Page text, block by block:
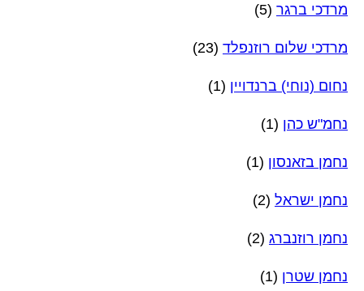
מרדכי ברגר (5)
מרדכי שלום רוזנפלד (23)
נחום (נוחי) ברנדויין (1)
נחמ"ש כהן (1)
נחמן בזאנסון (1)
נחמן ישראל (2)
נחמן רוזנברג (2)
נחמן שטרן (1)